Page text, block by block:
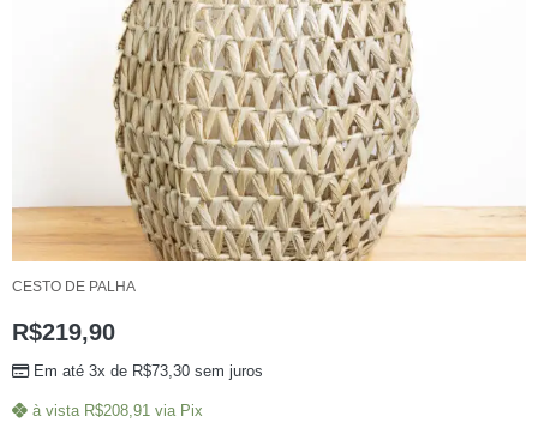
CESTO DE PALHA
R$219,90
Em até 3x de R$73,30 sem juros
à vista R$208,91 via Pix